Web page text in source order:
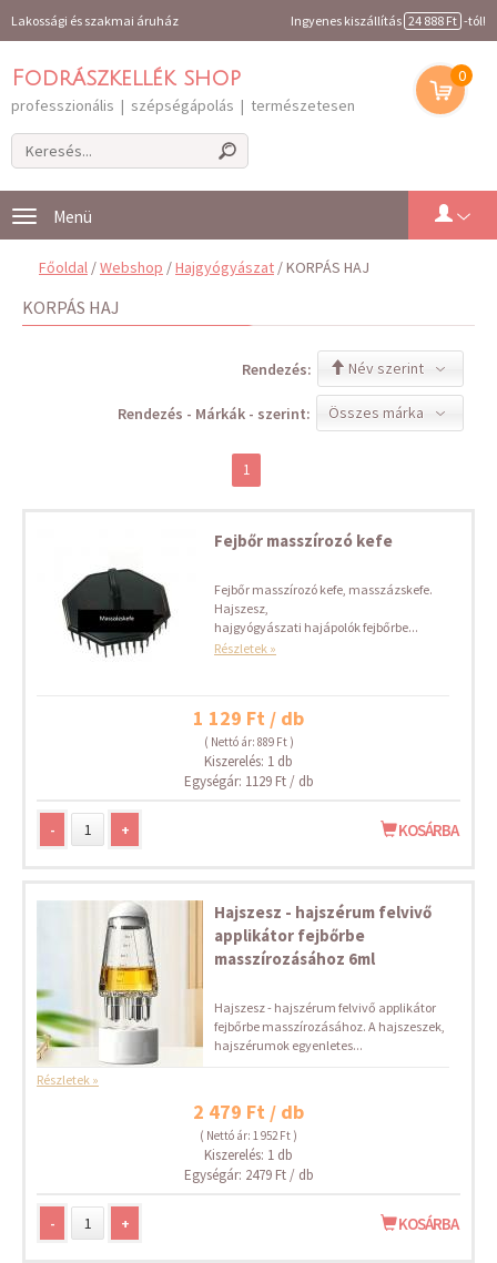
Lakossági és szakmai áruház Ingyenes kiszállítás 24 888 Ft -tól!
Fodrászkellék shop
professzionális | szépségápolás | természetesen
0
Toggle
navigation
Főoldal /Webshop /Hajgyógyászat / KORPÁS HAJ
KORPÁS HAJ
Név szerint
Rendezés:
Összes márka
Rendezés - Márkák - szerint:
1
Fejbőr masszírozó kefe
Fejbőr masszírozó kefe, masszázskefe.
Hajszesz,
hajgyógyászati hajápolók fejbőrbe...
Részletek »
1 129 Ft / db
( Nettó ár: 889 Ft )
Kiszerelés: 1 db
Egységár: 1129 Ft / db
- + KOSÁRBA
Hajszesz - hajszérum felvivő
applikátor fejbőrbe
masszírozásához 6ml
Hajszesz - hajszérum felvivő applikátor
fejbőrbe masszírozásához. A hajszeszek,
hajszérumok egyenletes...
Részletek »
2 479 Ft / db
( Nettó ár: 1 952 Ft )
Kiszerelés: 1 db
Egységár: 2479 Ft / db
- + KOSÁRBA